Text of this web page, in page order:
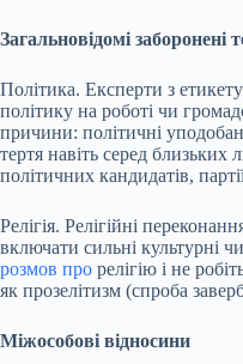
Загальновідомі заборонені
Політика. Експерти з
політику на роботі чи
причини: політичні
тертя навіть серед
політичних кандидатів,
Релігія. Релігійні
включати сильні культурні
розмов про релігію і не
як прозелітизм (спроба
Міжособові відносини